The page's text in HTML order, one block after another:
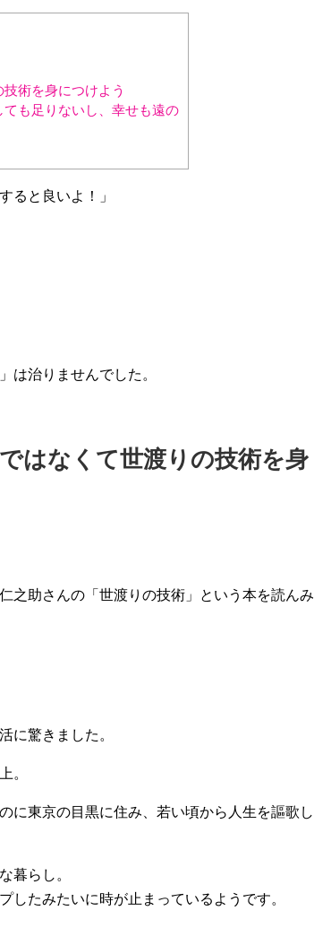
術を身につけよう
も足りないし、幸せも遠の
ると良いよ！」
は治りませんでした。
はなくて世渡りの技術を身
之助さんの「世渡りの技術」という本を読んみ
に驚きました。
。
に東京の目黒に住み、若い頃から人生を謳歌し
暮らし。
したみたいに時が止まっているようです。